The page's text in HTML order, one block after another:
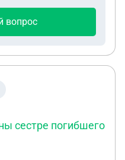
вопрос
сестре погибшего